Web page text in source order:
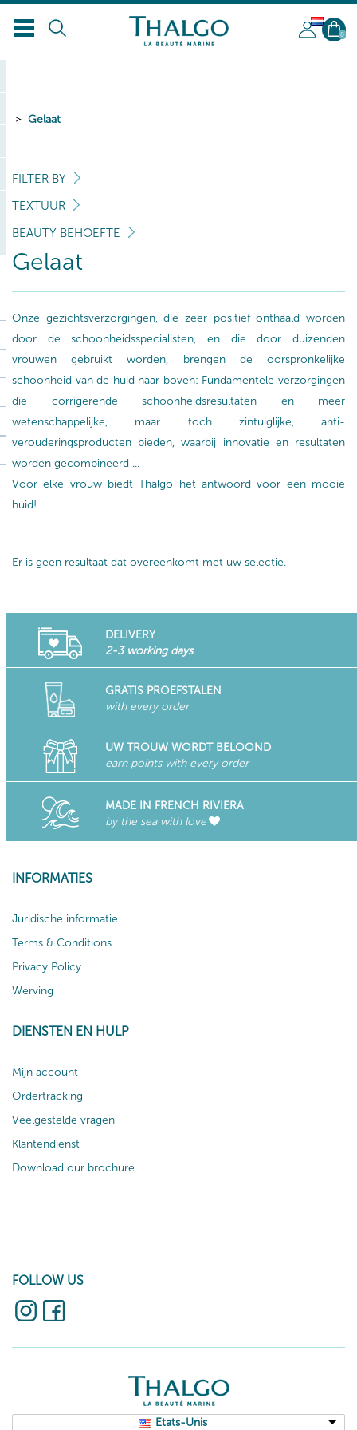
NL
0
Gelaat
FILTER BY
TEXTUUR
BEAUTY BEHOEFTE
Gelaat
Onze gezichtsverzorgingen, die zeer positief onthaald worden
door de schoonheidsspecialisten, en die door duizenden
vrouwen gebruikt worden, brengen de oorspronkelijke
schoonheid van de huid naar boven: Fundamentele verzorgingen
die corrigerende schoonheidsresultaten en meer
wetenschappelijke, maar toch zintuiglijke, anti-
verouderingsproducten bieden, waarbij innovatie en resultaten
worden gecombineerd ...
Voor elke vrouw biedt Thalgo het antwoord voor een mooie
huid!
Er is geen resultaat dat overeenkomt met uw selectie.
DELIVERY
2-3 working days
GRATIS PROEFSTALEN
with every order
UW TROUW WORDT BELOOND
earn points with every order
MADE IN FRENCH RIVIERA
by the sea with love
INFORMATIES
Juridische informatie
Terms & Conditions
Privacy Policy
Werving
DIENSTEN EN HULP
Mijn account
Ordertracking
Veelgestelde vragen
Klantendienst
Download our brochure
FOLLOW US
Etats-Unis